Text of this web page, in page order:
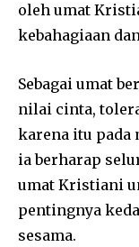
oleh umat
kebahagiaan
Sebagai umat
nilai cinta,
karena itu pada
ia berharap
umat Kristiani
pentingnya
sesama.